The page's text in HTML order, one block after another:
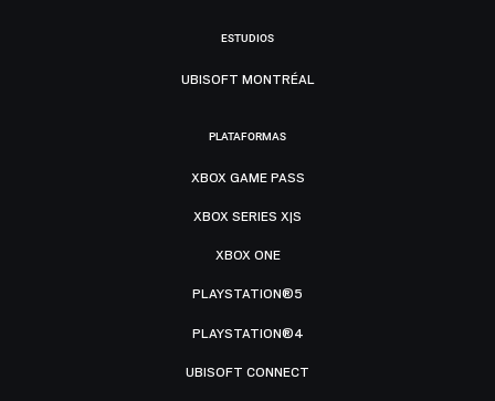
ESTUDIOS
UBISOFT MONTRÉAL
PLATAFORMAS
XBOX GAME PASS
XBOX SERIES X|S
XBOX ONE
PLAYSTATION®5
PLAYSTATION®4
UBISOFT CONNECT